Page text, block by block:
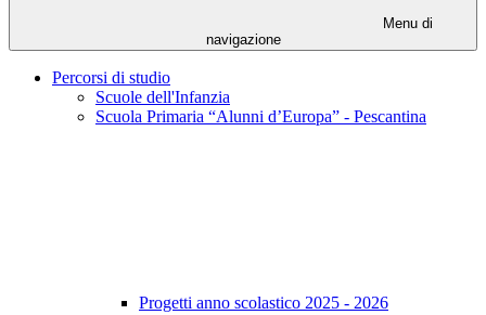
Menu di
navigazione
Percorsi di studio
Scuole dell'Infanzia
Scuola Primaria “Alunni d’Europa” - Pescantina
Progetti anno scolastico 2025 - 2026